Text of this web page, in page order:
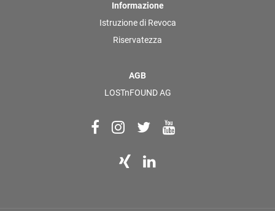
Informazione
Istruzione di Revoca
Riservatezza
AGB
LOSTnFOUND AG